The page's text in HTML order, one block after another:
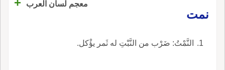
معجم لسان العرب
نمت
النَّمْتُ: ضَرْب من النَّبْتِ له ثَمر يؤْكل.